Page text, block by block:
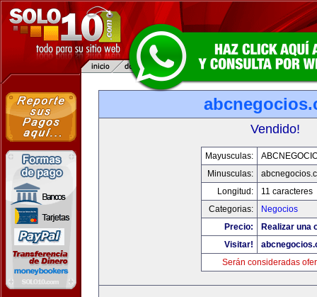
Vendido!
Mayusculas:
Minusculas:
Longitud:
11 caracteres
Categorias:
Negocios
Precio:
Realizar una
Visitar!
Serán consideradas